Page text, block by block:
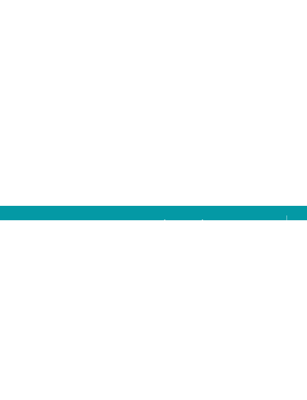
Amanda Bouard - Chemin de Conscience